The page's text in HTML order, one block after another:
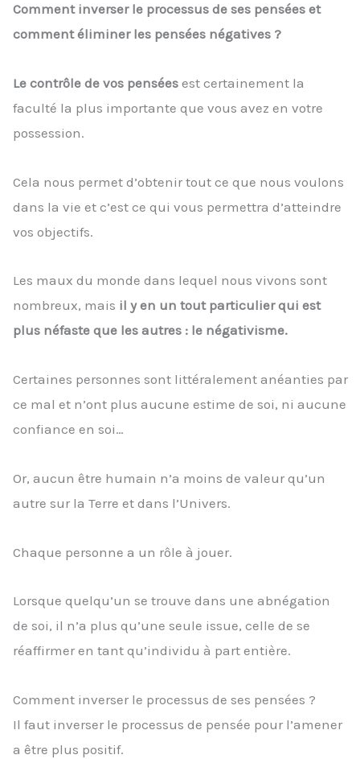
Comment inverser le processus de ses pensées et
comment éliminer les pensées négatives ?
Le contrôle de vos pensées est certainement la
faculté la plus importante que vous avez en votre
possession.
Cela nous permet d’obtenir tout ce que nous voulons
dans la vie et c’est ce qui vous permettra d’atteindre
vos objectifs.
Les maux du monde dans lequel nous vivons sont
nombreux, mais il y en un tout particulier qui est
plus néfaste que les autres : le négativisme.
Certaines personnes sont littéralement anéanties par
ce mal et n’ont plus aucune estime de soi, ni aucune
confiance en soi…
Or, aucun être humain n’a moins de valeur qu’un
autre sur la Terre et dans l’Univers.
Chaque personne a un rôle à jouer.
Lorsque quelqu’un se trouve dans une abnégation
de soi, il n’a plus qu’une seule issue, celle de se
réaffirmer en tant qu’individu à part entière.
Comment inverser le processus de ses pensées ?
Il faut inverser le processus de pensée pour l’amener
a être plus positif.